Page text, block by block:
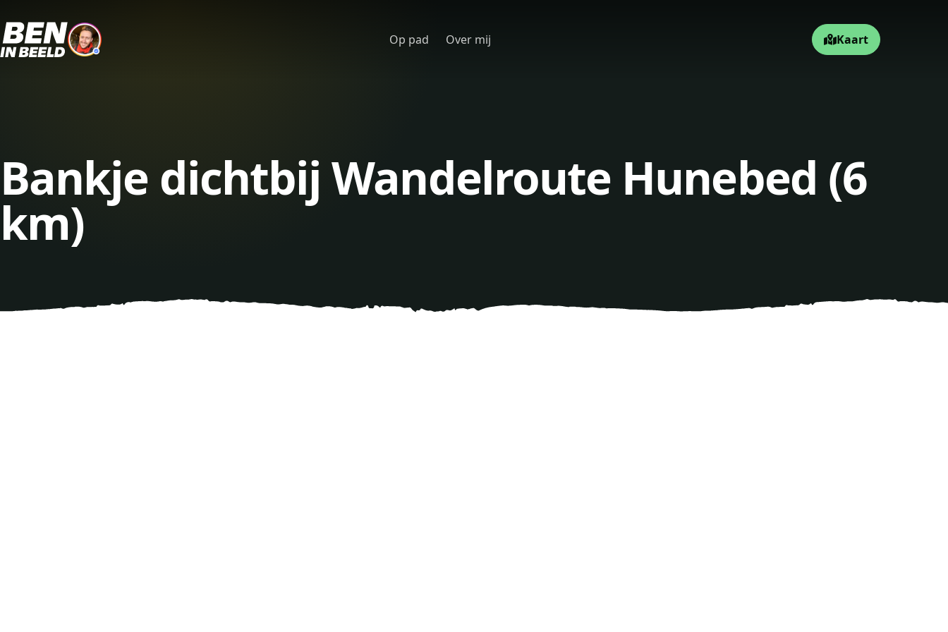
Op pad Over mij Kaart
Bankje dichtbij Wandelroute Hunebed (6
km)